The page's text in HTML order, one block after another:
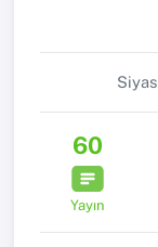
60
Yayın